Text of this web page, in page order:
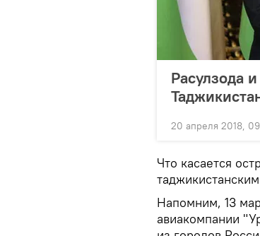
Расулзода
20 апреля 2018,
Что касается
Напомним, 13
авиакомпании